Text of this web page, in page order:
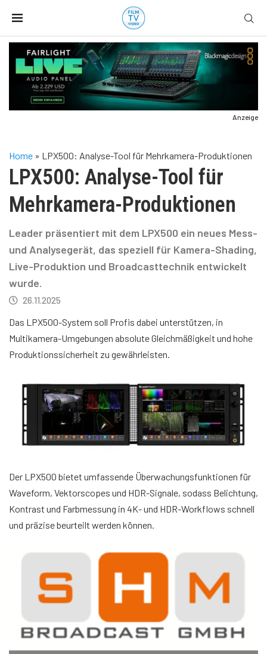
Anzeige
Home » LPX500: Analyse-Tool für Mehrkamera-Produktionen
LPX500: Analyse-Tool für
Mehrkamera-Produktionen
Leader präsentiert mit dem LPX500 ein neues Mess-
und Analysegerät, das speziell für Kamera-Shading,
Live-Produktion und Broadcasttechnik entwickelt
wurde.
26.11.2025
Das LPX500-System soll Profis dabei unterstützen, in
Multikamera-Umgebungen absolute Gleichmäßigkeit und hohe
Produktionssicherheit zu gewährleisten.
Der LPX500 bietet umfassende Überwachungsfunktionen für
Waveform, Vektorscopes und HDR-Signale, sodass Belichtung,
Kontrast und Farbmessung in 4K- und HDR-Workflows schnell
und präzise beurteilt werden können.